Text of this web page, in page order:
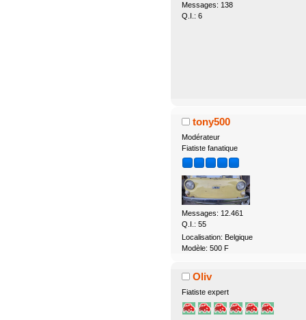
Messages: 138
Q.I.: 6
tony500
Modérateur
Fiatiste fanatique
Messages: 12.461
Q.I.: 55
Localisation: Belgique
Modèle: 500 F
Oliv
Fiatiste expert